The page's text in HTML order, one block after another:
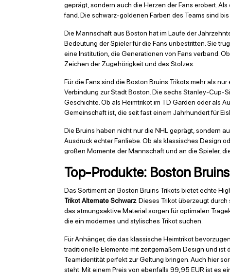
geprägt, sondern auch die Herzen der Fans erobert.
fand. Die schwarz-goldenen Farben des Teams sind
Die Mannschaft aus Boston hat im Laufe der
Bedeutung der Spieler für die Fans unbestritten. Sie
eine Institution, die Generationen von Fans verband.
Zeichen der Zugehörigkeit und des Stolzes.
Für die Fans sind die Boston Bruins Trikots mehr als
Verbindung zur Stadt Boston. Die sechs Stanley-Cup-
Geschichte. Ob als Heimtrikot im TD Garden oder als
Gemeinschaft ist, die seit fast einem Jahrhundert für
Die Bruins haben nicht nur die NHL geprägt, sondern
Ausdruck echter Fanliebe. Ob als klassisches Design
großen Momente der Mannschaft und an die Spieler,
Top-Produkte: Boston
Das Sortiment an Boston Bruins Trikots bietet echte
Trikot Alternate Schwarz . Dieses Trikot überzeugt
das atmungsaktive Material sorgen für optimalen
die ein modernes und stylisches Trikot suchen.
Für Anhänger, die das klassische Heimtrikot
traditionelle Elemente mit zeitgemäßem Design und ist
Teamidentität perfekt zur Geltung bringen. Auch hier
steht. Mit einem Preis von ebenfalls 99,95 EUR ist es